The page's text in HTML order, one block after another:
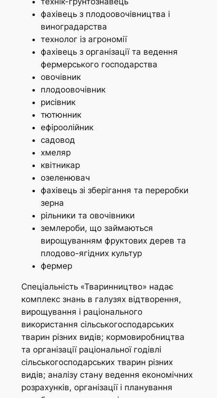
фахівець з плодоовочівництва і
виноградарства
технолог із агрономії
фахівець з організації та ведення
фермерського господарства
овочівник
плодоовочівник
рисівник
тютюнник
ефіроолійник
садовод
хмеляр
квітникар
озеленювач
фахівець зі зберігання та переробки
зерна
рільники та овочівники
землероби, що займаються
вирощуванням фруктових дерев та
плодово-ягідних культур
фермер
Спеціальність «Тваринництво» надає
комплекс знань в галузях відтворення,
вирощування і раціонального
використання сільськогосподарських
тварин різних видів; кормовиробництва
та орга­нізації раціональної годівлі
сільськогосподарських тварин різних
видів; аналізу стану ведення економічних
розрахунків, організації і планування